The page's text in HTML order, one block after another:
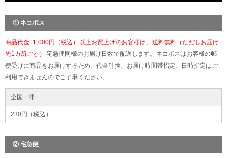
① ネコポス
商品代金11,000円（税込）以上お買上げのお客様は、送料無料（ただしお届け
先1カ所ごと） 宅急便同様のお届け日数で配送します。ネコポスはお客様の郵
便受けに商品をお届けするため、代金引換、お届け時間帯指定、日時指定はご
利用できませんのでご了承ください。
全国一律
230円（税込）
② 宅急便